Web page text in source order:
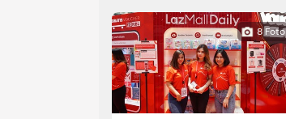
8 Foto